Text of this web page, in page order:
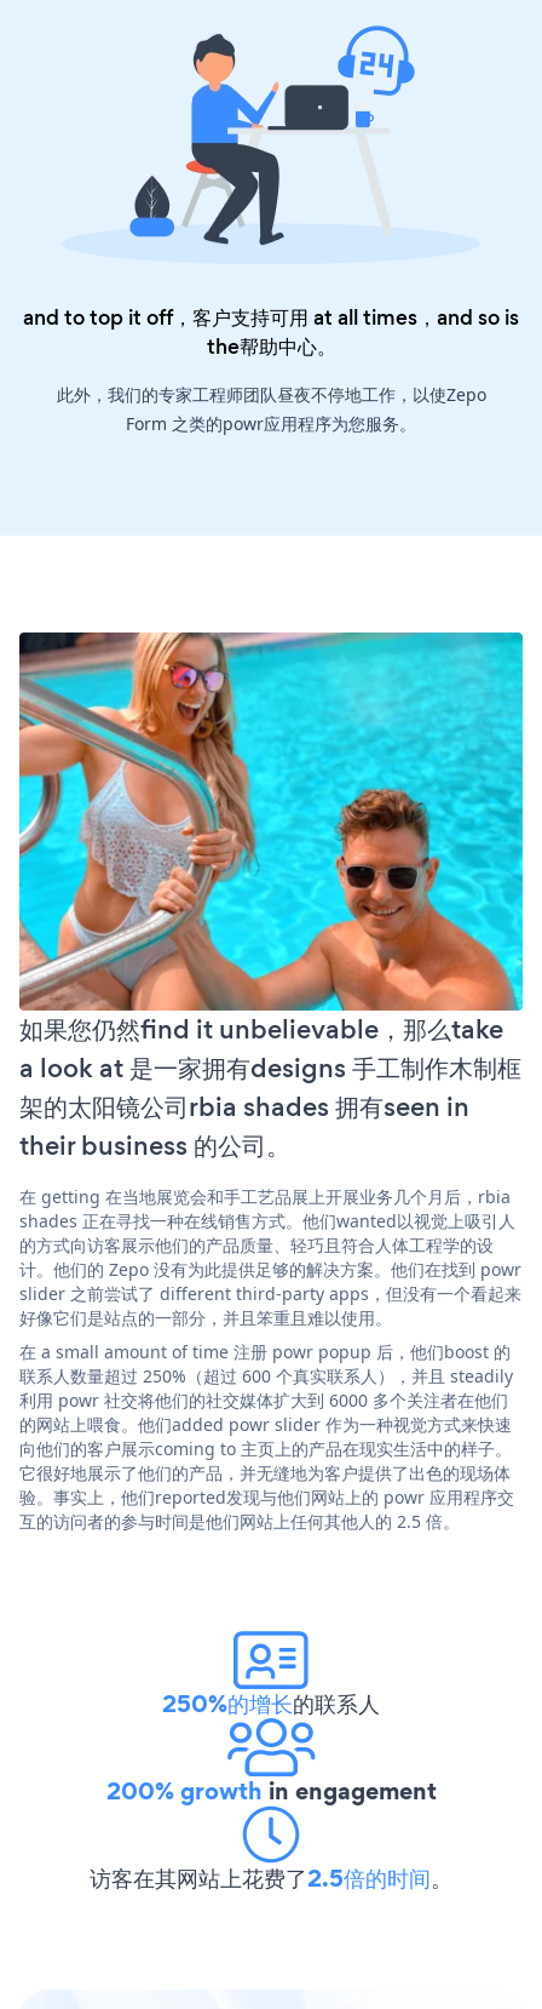
and to top it off，客户支持可用 at all times，and so is
the帮助中心。
此外，我们的专家工程师团队昼夜不停地工作，以使Zepo
Form 之类的powr应用程序为您服务。
如果您仍然find it unbelievable，那么take
a look at 是一家拥有designs 手工制作木制框
架的太阳镜公司rbia shades 拥有seen in
their business 的公司。
在 getting 在当地展览会和手工艺品展上开展业务几个月后，rbia
shades 正在寻找一种在线销售方式。他们wanted以视觉上吸引人
的方式向访客展示他们的产品质量、轻巧且符合人体工程学的设
计。他们的 Zepo 没有为此提供足够的解决方案。他们在找到 powr
slider 之前尝试了 different third-party apps，但没有一个看起来
好像它们是站点的一部分，并且笨重且难以使用。
在 a small amount of time 注册 powr popup 后，他们boost 的
联系人数量超过 250%（超过 600 个真实联系人），并且 steadily
利用 powr 社交将他们的社交媒体扩大到 6000 多个关注者在他们
的网站上喂食。他们added powr slider 作为一种视觉方式来快速
向他们的客户展示coming to 主页上的产品在现实生活中的样子。
它很好地展示了他们的产品，并无缝地为客户提供了出色的现场体
验。事实上，他们reported发现与他们网站上的 powr 应用程序交
互的访问者的参与时间是他们网站上任何其他人的 2.5 倍。
250%的增长的联系人
200% growth in engagement
访客在其网站上花费了2.5倍的时间。